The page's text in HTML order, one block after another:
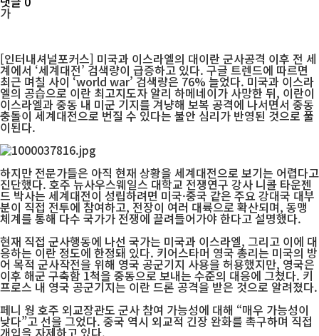
가
[인터내셔널포커스] 미국과 이스라엘의 대이란 군사공격 이후 전 세
계에서 ‘세계대전’ 검색량이 급증하고 있다. 구글 트렌드에 따르면
최근 며칠 사이 ‘world war’ 검색량은 76% 늘었다. 미국과 이스라
엘의 공습으로 이란 최고지도자 알리 하메네이가 사망한 뒤, 이란이
이스라엘과 중동 내 미군 기지를 겨냥해 보복 공격에 나서면서 중동
충돌이 세계대전으로 번질 수 있다는 불안 심리가 반영된 것으로 풀
이된다.
하지만 전문가들은 아직 현재 상황을 세계대전으로 보기는 어렵다고
진단했다. 호주 뉴사우스웨일스 대학교 전쟁연구 강사 니콜 타운젠
드 박사는 세계대전이 성립하려면 미국·중국 같은 주요 강대국 대부
분이 직접 전투에 참여하고, 전장이 여러 대륙으로 확산되며, 동맹
체계를 통해 다수 국가가 전쟁에 끌려들어가야 한다고 설명했다.
현재 직접 군사행동에 나선 국가는 미국과 이스라엘, 그리고 이에 대
응하는 이란 정도에 한정돼 있다. 키어스타머 영국 총리는 미국의 방
어 목적 군사작전을 위해 영국 공군기지 사용을 허용했지만, 영국은
이후 해군 구축함 1척을 중동으로 보내는 수준의 대응에 그쳤다. 키
프로스 내 영국 공군기지는 이란 드론 공격을 받은 것으로 알려졌다.
페니 웡 호주 외교장관도 군사 참여 가능성에 대해 “매우 가능성이
낮다”고 선을 그었다. 중국 역시 외교적 긴장 완화를 촉구하며 직접